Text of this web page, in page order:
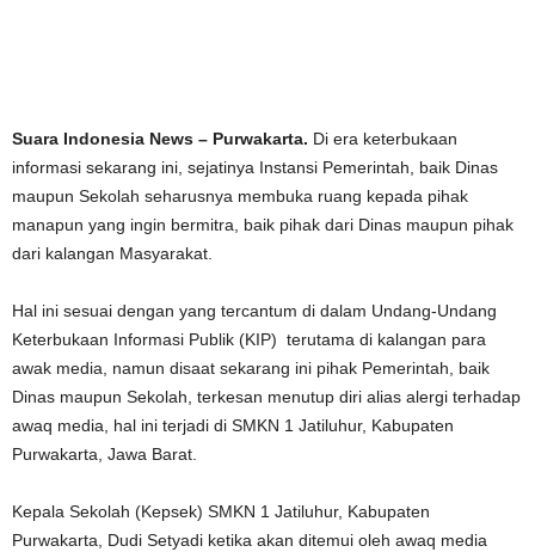
Suara Indonesia News – Purwakarta. Di era keterbukaan
informasi sekarang ini, sejatinya Instansi Pemerintah, baik Dinas
maupun Sekolah seharusnya membuka ruang kepada pihak
manapun yang ingin bermitra, baik pihak dari Dinas maupun pihak
dari kalangan Masyarakat.
Hal ini sesuai dengan yang tercantum di dalam Undang-Undang
Keterbukaan Informasi Publik (KIP) terutama di kalangan para
awak media, namun disaat sekarang ini pihak Pemerintah, baik
Dinas maupun Sekolah, terkesan menutup diri alias alergi terhadap
awaq media, hal ini terjadi di SMKN 1 Jatiluhur, Kabupaten
Purwakarta, Jawa Barat.
Kepala Sekolah (Kepsek) SMKN 1 Jatiluhur, Kabupaten
Purwakarta, Dudi Setyadi ketika akan ditemui oleh awaq media